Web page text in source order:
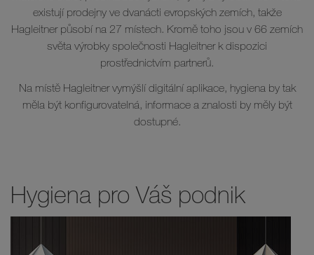
existují prodejny ve dvanácti evropských zemích, takže
Hagleitner působí na 27 místech. Kromě toho jsou v 66 zemích
světa výrobky společnosti Hagleitner k dispozici
prostřednictvím partnerů.
Na místě Hagleitner vymýšlí digitální aplikace, hygiena by tak
měla být konfigurovatelná, informace a znalosti by měly být
dostupné.
Hygiena pro Váš podnik